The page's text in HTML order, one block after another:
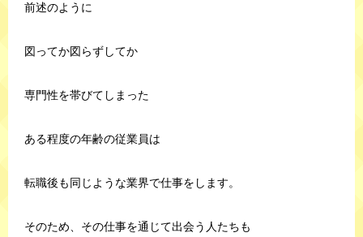
前述のように
図ってか図らずしてか
専門性を帯びてしまった
ある程度の年齢の従業員は
転職後も同じような業界で仕事をします。
そのため、その仕事を通じて出会う人たちも